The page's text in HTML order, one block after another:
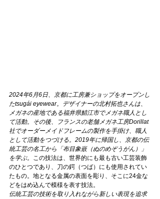
2024年6月6日、京都に工房兼ショップをオープンし
たtsugái eyewear。デザイナーの北村拓也さんは、
メガネの産地である福井県鯖江市でメガネ職人とし
て活動。その後、フランスの老舗メガネ工房Dorillat
社でオーダーメイドフレームの製作を手掛け、職人
として活動をつづける。2019年に帰国し、京都の伝
統工芸の名工から「布目象嵌（ぬのめぞうがん）」
を学ぶ。 この技法は、世界的にも最も古い工芸装飾
のひとつであり、刀の鍔（つば）にも使用されてい
たもの。地となる金属の表面を彫り、そこに24金な
どをはめ込んで模様を表す技法。
伝統工芸の技術を取り入れながら新しい表現を追求